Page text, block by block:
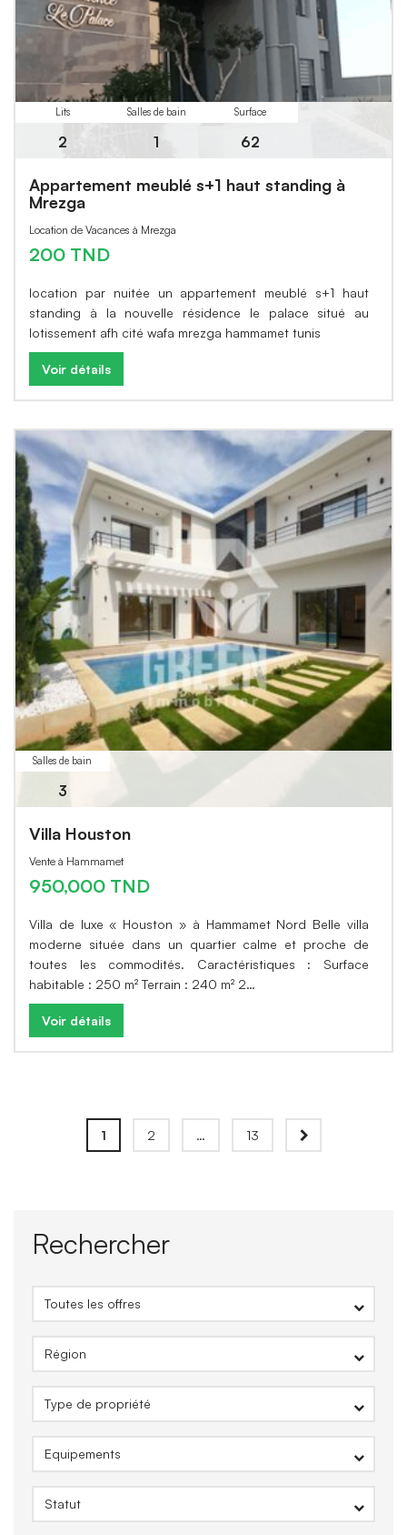
Lits
2
Salles de bain
1
Surface
62
Appartement meublé s+1 haut standing à
Mrezga
Location de Vacances à Mrezga
200 TND
location par nuitée un appartement meublé s+1 haut
standing à la nouvelle résidence le palace situé au
lotissement afh cité wafa mrezga hammamet tunis
Voir détails
Salles de bain
3
Villa Houston
Vente à Hammamet
950,000 TND
Villa de luxe « Houston » à Hammamet Nord Belle villa
moderne située dans un quartier calme et proche de
toutes les commodités. Caractéristiques : Surface
habitable : 250 m² Terrain : 240 m² 2…
Voir détails
1 2 … 13
Rechercher